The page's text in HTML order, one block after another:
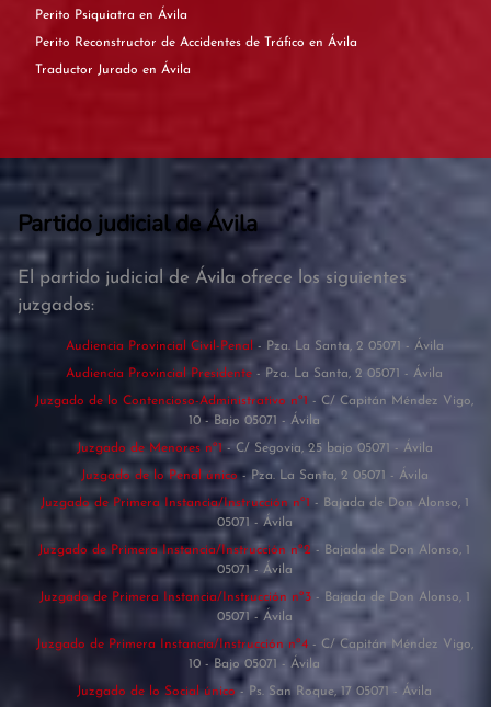
Perito Psiquiatra en Ávila
Perito Reconstructor de Accidentes de Tráfico en Ávila
Traductor Jurado en Ávila
Partido judicial de Ávila
El partido judicial de Ávila ofrece los siguientes
juzgados:
Audiencia Provincial Civil-Penal - Pza. La Santa, 2 05071 - Ávila
Audiencia Provincial Presidente - Pza. La Santa, 2 05071 - Ávila
Juzgado de lo Contencioso-Administrativo nº1 - C/ Capitán Méndez Vigo,
10 - Bajo 05071 - Ávila
Juzgado de Menores nº1 - C/ Segovia, 25 bajo 05071 - Ávila
Juzgado de lo Penal único - Pza. La Santa, 2 05071 - Ávila
Juzgado de Primera Instancia/Instrucción nº1 - Bajada de Don Alonso, 1
05071 - Ávila
Juzgado de Primera Instancia/Instrucción nº2 - Bajada de Don Alonso, 1
05071 - Ávila
Juzgado de Primera Instancia/Instrucción nº3 - Bajada de Don Alonso, 1
05071 - Ávila
Juzgado de Primera Instancia/Instrucción nº4 - C/ Capitán Méndez Vigo,
10 - Bajo 05071 - Ávila
Juzgado de lo Social único - Ps. San Roque, 17 05071 - Ávila